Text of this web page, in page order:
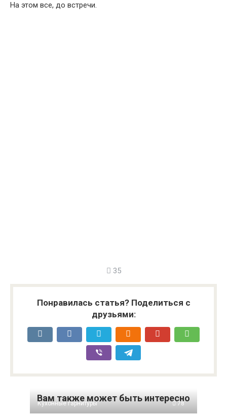
На этом все, до встречи.
35
Понравилась статья? Поделиться с
друзьями:
Вам также может быть интересно
Кухонные гарнитуры 78